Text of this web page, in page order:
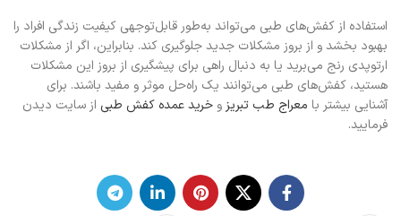
استفاده از کفش‌های طبی می‌تواند به‌طور قابل‌توجهی کیفیت زندگی افراد را
بهبود بخشد و از بروز مشکلات جدید جلوگیری کند. بنابراین، اگر از مشکلات
ارتوپدی رنج می‌برید یا به دنبال راهی برای پیشگیری از بروز این مشکلات
هستید، کفش‌های طبی می‌توانند یک راه‌حل موثر و مفید باشند. برای
آشنایی بیشتر با معراج طب تبریز و خرید عمده کفش طبی از سایت دیدن
فرمایید.